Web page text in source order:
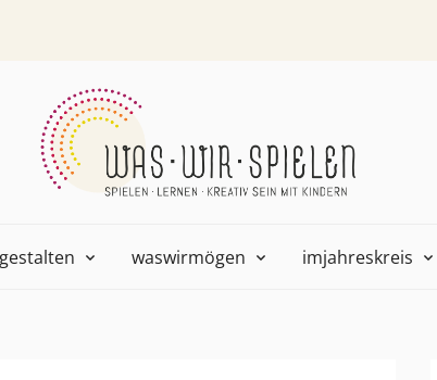
waswirmögen imjahreskreis